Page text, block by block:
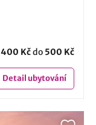
400 Kčdo 500 Kč
Detailubytování